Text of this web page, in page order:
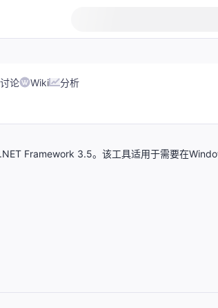
论 Wiki 分析
Framework 3.5。该工具适用于需要在